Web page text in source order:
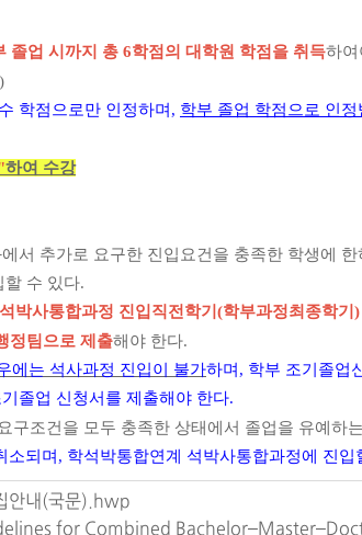
졸업 시까지 총 6학점의 대학원 학점을 취득하여
학점으로만 인정하며, 학부 졸업 학점으로 인정
하여 수강
서 추가로 요구한 진입요건을 충족한 학생에 한
할 수 있다.
석박사통합과정 진입직전학기(학부과정최종학기
정팀으로 제출해야 한다.
에는 석사과정 진입이 불가하며, 학부 조기졸업
졸업 신청서를 제출해야 한다.
구조건을 모두 충족한 상태에서 졸업을 유예하
되며, 학석박통합연계 석박사통합과정에 진입
안내(국문).hwp
for Combined